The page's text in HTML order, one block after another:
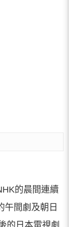
的晨間連續
午間劇及朝日
的日本電視劇